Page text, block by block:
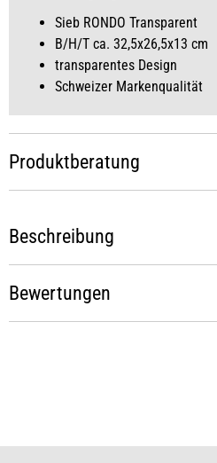
Sieb RONDO Transparent
B/H/T ca. 32,5x26,5x13 cm
transparentes Design
Schweizer Markenqualität
Produktberatung
Beschreibung
Bewertungen